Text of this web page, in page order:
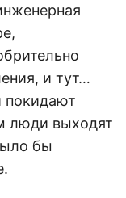
и тут…
покидают
люди выходят
бы